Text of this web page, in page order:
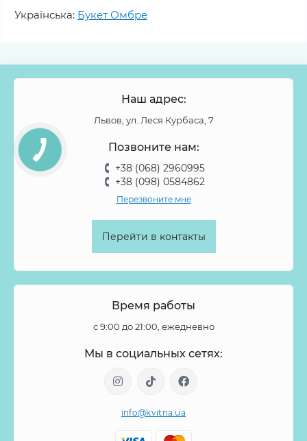
Українська: Букет Омбре
Наш адрес:
Львов, ул. Леся Курбаса, 7
Позвоните нам:
+38 (068) 2960995
+38 (098) 0584862
Перезвоните мне
Перейти в контакты
Время работы
с 9:00 до 21:00, ежедневно
Мы в социальных сетях:
info@kvitna.ua